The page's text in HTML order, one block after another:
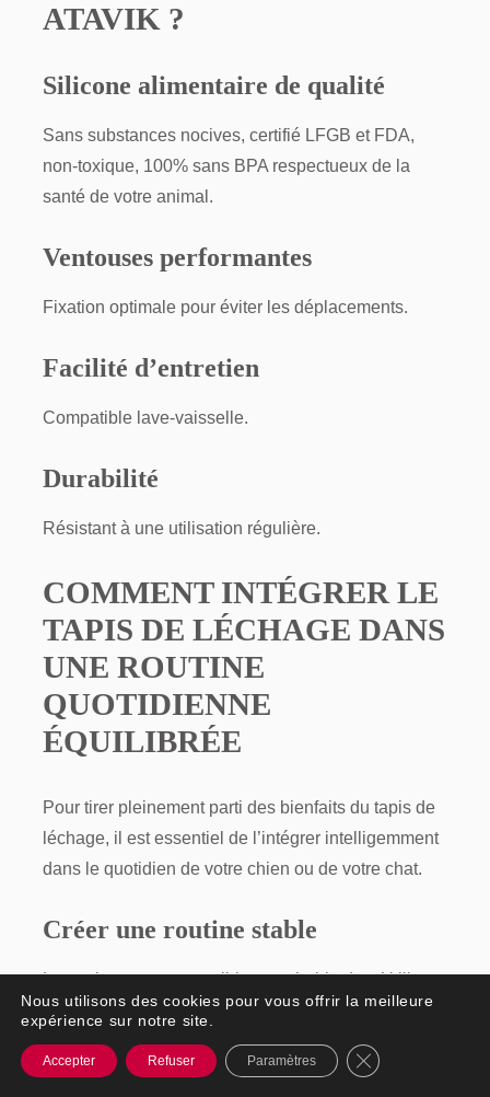
ATAVIK ?
Silicone alimentaire de qualité
Sans substances nocives, certifié LFGB et FDA,
non-toxique, 100% sans BPA respectueux de la
santé de votre animal.
Ventouses performantes
Fixation optimale pour éviter les déplacements.
Facilité d’entretien
Compatible lave-vaisselle.
Durabilité
Résistant à une utilisation régulière.
COMMENT INTÉGRER LE
TAPIS DE LÉCHAGE DANS
UNE ROUTINE
QUOTIDIENNE
ÉQUILIBRÉE
Pour tirer pleinement parti des bienfaits du tapis de
léchage, il est essentiel de l’intégrer intelligemment
dans le quotidien de votre chien ou de votre chat.
Créer une routine stable
Les animaux sont sensibles aux habitudes. Utiliser
le tapis à des moments réguliers permet de :
Structurer la journée
Nous utilisons des cookies pour vous offrir la meilleure
expérience sur notre site.
Accepter Refuser Paramètres Fermer la